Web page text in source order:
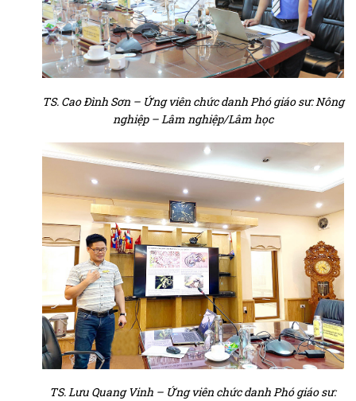
TS. Cao Đình Sơn – Ứng viên chức danh Phó giáo sư: Nông
nghiệp – Lâm nghiệp/Lâm học
TS. Lưu Quang Vinh – Ứng viên chức danh Phó giáo sư: